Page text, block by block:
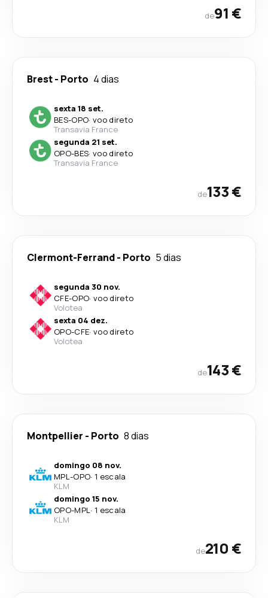
de91 €
Brest- Porto 4 dias
sexta 18 set.
BES-OPO· voo direto
Transavia France
segunda 21 set.
OPO-BES· voo direto
Transavia France
de133 €
Clermont-Ferrand- Porto 5 dias
segunda 30 nov.
CFE-OPO· voo direto
Volotea
sexta 04 dez.
OPO-CFE· voo direto
Volotea
de143 €
Montpellier - Porto 8 dias
domingo 08 nov.
MPL-OPO· 1 escala
KLM
domingo 15 nov.
OPO-MPL· 1 escala
KLM
de210 €